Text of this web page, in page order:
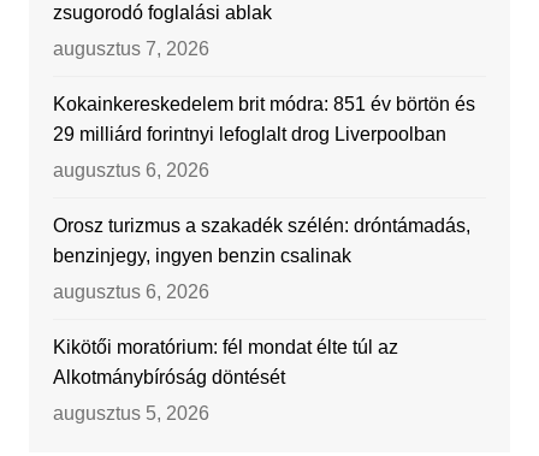
zsugorodó foglalási ablak
augusztus 7, 2026
Kokainkereskedelem brit módra: 851 év börtön és
29 milliárd forintnyi lefoglalt drog Liverpoolban
augusztus 6, 2026
Orosz turizmus a szakadék szélén: dróntámadás,
benzinjegy, ingyen benzin csalinak
augusztus 6, 2026
Kikötői moratórium: fél mondat élte túl az
Alkotmánybíróság döntését
augusztus 5, 2026